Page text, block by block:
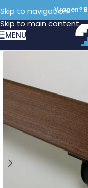
Skip to navigation
Skip to main content
Vragen? B
MENU